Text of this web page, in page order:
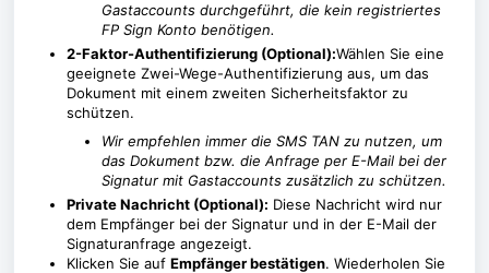
Gastaccounts durchgeführt, die kein registriertes
FP Sign Konto benötigen.
2-Faktor-Authentifizierung (Optional):Wählen Sie eine
geeignete Zwei-Wege-Authentifizierung aus, um das
Dokument mit einem zweiten Sicherheitsfaktor zu
schützen.
Wir empfehlen immer die SMS TAN zu nutzen, um
das Dokument bzw. die Anfrage per E-Mail bei der
Signatur mit Gastaccounts zusätzlich zu schützen.
Private Nachricht (Optional): Diese Nachricht wird nur
dem Empfänger bei der Signatur und in der E-Mail der
Signaturanfrage angezeigt.
Klicken Sie auf Empfänger bestätigen. Wiederholen Sie